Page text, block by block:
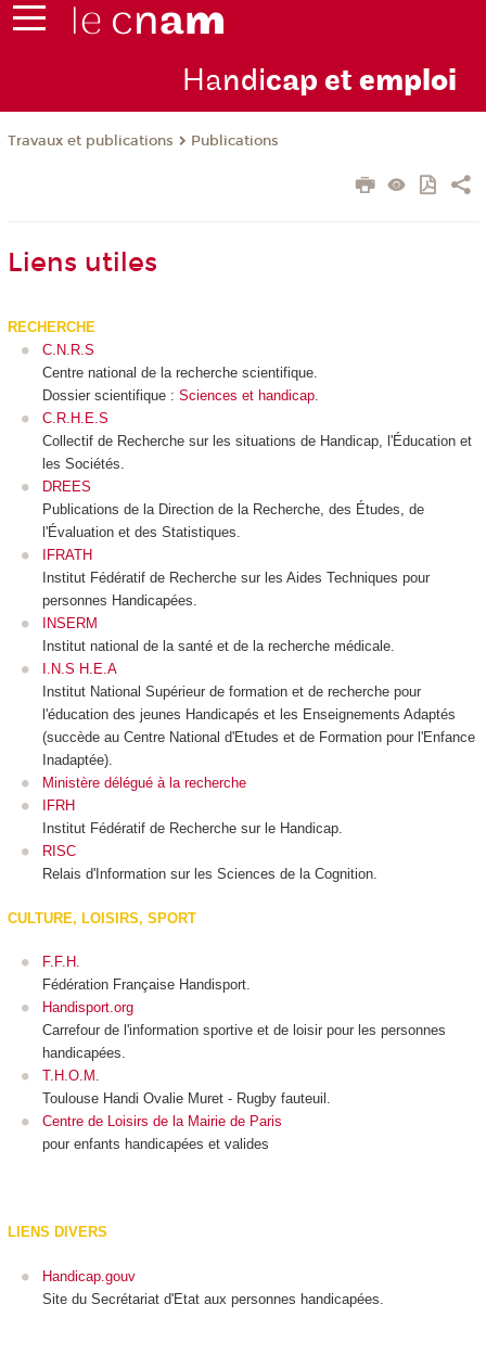
Handicap et emploi
Travaux et publications Publications
Liens utiles
RECHERCHE
C.N.R.S
Centre national de la recherche scientifique.
Dossier scientifique : Sciences et handicap.
C.R.H.E.S
Collectif de Recherche sur les situations de Handicap, l'Éducation et
les Sociétés.
DREES
Publications de la Direction de la Recherche, des Études, de
l'Évaluation et des Statistiques.
IFRATH
Institut Fédératif de Recherche sur les Aides Techniques pour
personnes Handicapées.
INSERM
Institut national de la santé et de la recherche médicale.
I.N.S H.E.A
Institut National Supérieur de formation et de recherche pour
l'éducation des jeunes Handicapés et les Enseignements Adaptés
(succède au Centre National d'Etudes et de Formation pour l'Enfance
Inadaptée).
Ministère délégué à la recherche
IFRH
Institut Fédératif de Recherche sur le Handicap.
RISC
Relais d'Information sur les Sciences de la Cognition.
CULTURE, LOISIRS, SPORT
F.F.H.
Fédération Française Handisport.
Handisport.org
Carrefour de l'information sportive et de loisir pour les personnes
handicapées.
T.H.O.M.
Toulouse Handi Ovalie Muret - Rugby fauteuil.
Centre de Loisirs de la Mairie de Paris
pour enfants handicapées et valides
LIENS DIVERS
Handicap.gouv
Site du Secrétariat d'Etat aux personnes handicapées.